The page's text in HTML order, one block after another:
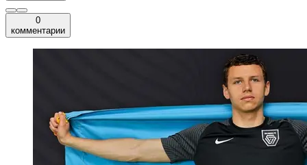
0
комментарии